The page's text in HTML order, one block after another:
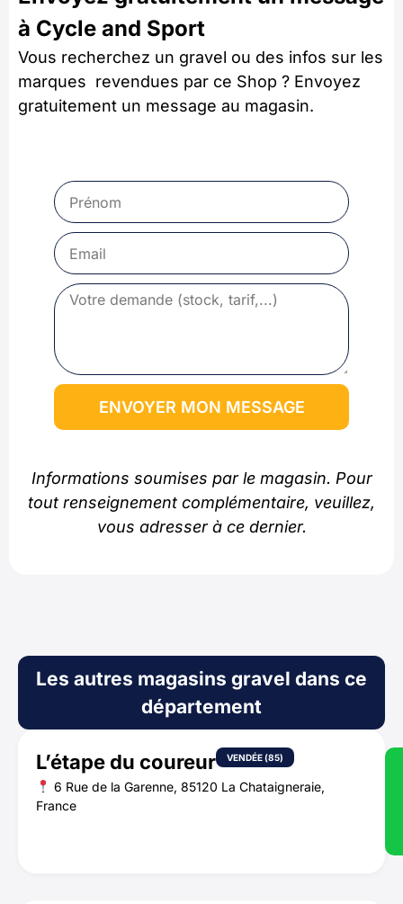
à Cycle and Sport
Vous recherchez un gravel ou des infos sur les
marques revendues par ce Shop ? Envoyez
gratuitement un message au magasin.
ENVOYER MON MESSAGE
Informations soumises par le magasin. Pour
tout renseignement complémentaire, veuillez,
vous adresser à ce dernier.
Les autres magasins gravel dans ce
département
L’étape du coureur VENDÉE (85)
6 Rue de la Garenne, 85120 La Chataigneraie,
France